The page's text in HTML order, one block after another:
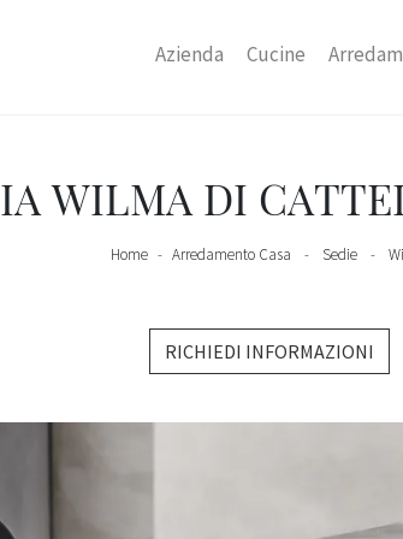
Azienda Cucine
WILMA DI
Home - Arredamento Casa - Sedie -
RICHIEDI INFORMAZIONI